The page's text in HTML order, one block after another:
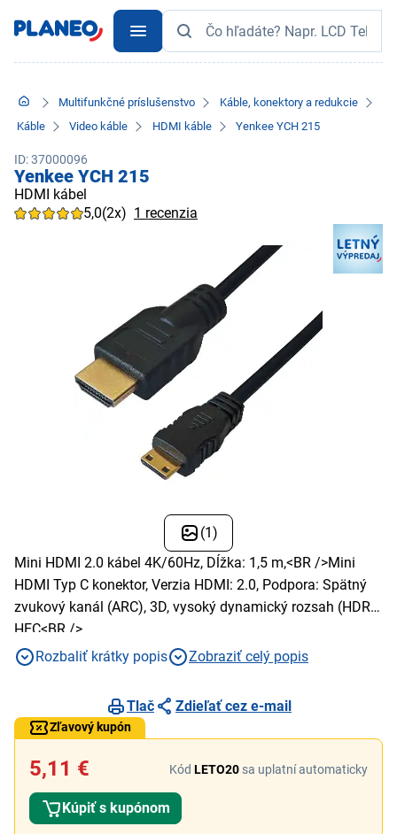
Multifunkčné príslušenstvo
Káble, konektory a redukcie
Káble
Video káble HDMI káble Yenkee YCH 215
ID: 37000096
Yenkee YCH 215
HDMI kábel
5,0(2x) 1 recenzia
(1)
Mini HDMI 2.0 kábel 4K/60Hz, Dĺžka: 1,5 m,<BR />Mini
HDMI Typ C konektor, Verzia HDMI: 2.0, Podpora: Spätný
zvukový kanál (ARC), 3D, vysoký dynamický rozsah (HDR),
HEC<BR />
Rozbaliť krátky popis
Zobraziť celý popis
Tlač Zdieľať cez e-mail
Zľavový kupón
5,11 € Kód LETO20 sa uplatní automaticky
Kúpiť s kupónom